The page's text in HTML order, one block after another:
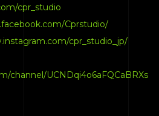
cpr_studio
Cprstudio/
cpr_studio_jp/
channel/UCNDqi4o6aFQCaBRXs